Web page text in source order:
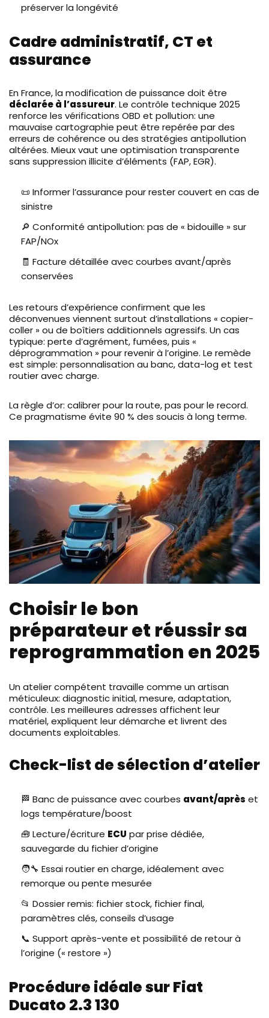
préserver la longévité
Cadre administratif, CT et
assurance
En France, la modification de puissance doit être
déclarée à l’assureur. Le contrôle technique 2025
renforce les vérifications OBD et pollution: une
mauvaise cartographie peut être repérée par des
erreurs de cohérence ou des stratégies antipollution
altérées. Mieux vaut une optimisation transparente
sans suppression illicite d’éléments (FAP, EGR).
📜 Informer l’assurance pour rester couvert en cas de
sinistre
🔎 Conformité antipollution: pas de « bidouille » sur
FAP/NOx
🧾 Facture détaillée avec courbes avant/après
conservées
Les retours d’expérience confirment que les
déconvenues viennent surtout d’installations « copier-
coller » ou de boîtiers additionnels agressifs. Un cas
typique: perte d’agrément, fumées, puis «
déprogrammation » pour revenir à l’origine. Le remède
est simple: personnalisation au banc, data-log et test
routier avec charge.
La règle d’or: calibrer pour la route, pas pour le record.
Ce pragmatisme évite 90 % des soucis à long terme.
Choisir le bon
préparateur et réussir sa
reprogrammation en 2025
Un atelier compétent travaille comme un artisan
méticuleux: diagnostic initial, mesure, adaptation,
contrôle. Les meilleures adresses affichent leur
matériel, expliquent leur démarche et livrent des
documents exploitables.
Check-list de sélection d’atelier
🏁 Banc de puissance avec courbes avant/après et
logs température/boost
🧰 Lecture/écriture ECU par prise dédiée,
sauvegarde du fichier d’origine
🧑‍🔧 Essai routier en charge, idéalement avec
remorque ou pente mesurée
📂 Dossier remis: fichier stock, fichier final,
paramètres clés, conseils d’usage
📞 Support après-vente et possibilité de retour à
l’origine (« restore »)
Procédure idéale sur Fiat
Ducato 2.3 130